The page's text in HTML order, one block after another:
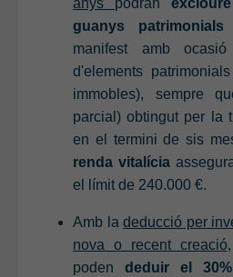
anys podran
guanys patrimonials
manifest amb
d'elements
immobles), sempre
parcial) obtingut per la
en el termini de sis
renda vitalícia
el límit de 240.000 €.
Amb ladeducció per
nova o recent creació
poden deduir el